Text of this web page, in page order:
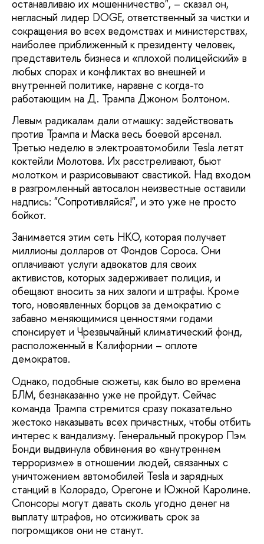
останавливаю их мошенничество", – сказал он,
негласный лидер DOGE, ответственный за чистки и
сокращения во всех ведомствах и министерствах,
наиболее приближенный к президенту человек,
представитель бизнеса и «плохой полицейский» в
любых спорах и конфликтах во внешней и
внутренней политике, наравне с когда-то
работающим на Д. Трампа Джоном Болтоном.
Левым радикалам дали отмашку: задействовать
против Трампа и Маска весь боевой арсенал.
Третью неделю в электроавтомобили Tesla летят
коктейли Молотова. Их расстреливают, бьют
молотком и разрисовывают свастикой. Над входом
в разгромленный автосалон неизвестные оставили
надпись: "Сопротивляйся!", и это уже не просто
бойкот.
Занимается этим сеть НКО, которая получает
миллионы долларов от Фондов Сороса. Они
оплачивают услуги адвокатов для своих
активистов, которых задерживает полиция, и
обещают вносить за них залоги и штрафы. Кроме
того, новоявленных борцов за демократию с
забавно меняющимися ценностями годами
спонсирует и Чрезвычайный климатический фонд,
расположенный в Калифорнии – оплоте
демократов.
Однако, подобные сюжеты, как было во времена
БЛМ, безнаказанно уже не пройдут. Сейчас
команда Трампа стремится сразу показательно
жестоко наказывать всех причастных, чтобы отбить
интерес к вандализму. Генеральный прокурор Пэм
Бонди выдвинула обвинения во «внутреннем
терроризме» в отношении людей, связанных с
уничтожением автомобилей Tesla и зарядных
станций в Колорадо, Орегоне и Южной Каролине.
Спонсоры могут давать сколь угодно денег на
выплату штрафов, но отсиживать срок за
погромщиков они не станут.